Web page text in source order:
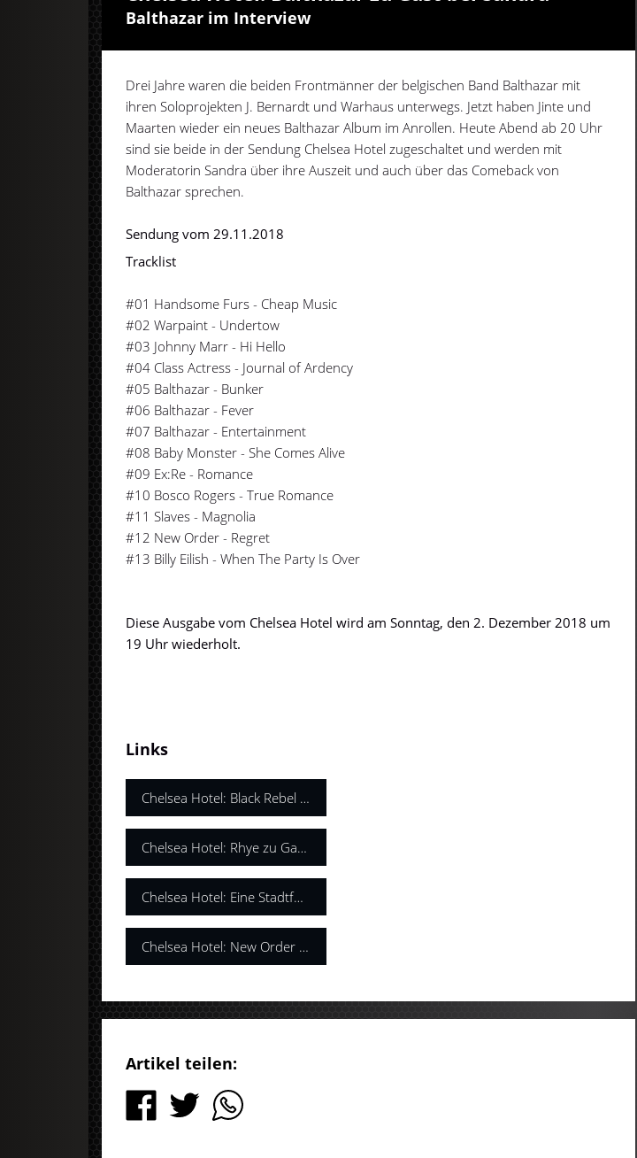
Balthazar im Interview
Drei Jahre waren die beiden Frontmänner der belgischen Band Balthazar mit
ihren Soloprojekten J. Bernardt und Warhaus unterwegs. Jetzt haben Jinte und
Maarten wieder ein neues Balthazar Album im Anrollen. Heute Abend ab 20 Uhr
sind sie beide in der Sendung Chelsea Hotel zugeschaltet und werden mit
Moderatorin Sandra über ihre Auszeit und auch über das Comeback von
Balthazar sprechen.
Sendung vom 29.11.2018
Tracklist
#01 Handsome Furs - Cheap Music
#02 Warpaint - Undertow
#03 Johnny Marr - Hi Hello
#04 Class Actress - Journal of Ardency
#05 Balthazar - Bunker
#06 Balthazar - Fever
#07 Balthazar - Entertainment
#08 Baby Monster - She Comes Alive
#09 Ex:Re - Romance
#10 Bosco Rogers - True Romance
#11 Slaves - Magnolia
#12 New Order - Regret
#13 Billy Eilish - When The Party Is Over
Diese Ausgabe vom Chelsea Hotel wird am Sonntag, den 2. Dezember 2018 um
19 Uhr wiederholt.
Links
Chelsea Hotel: Black Rebel Motorcycle Club zu Gast bei Sandra
Chelsea Hotel: Rhye zu Gast bei Sandra
Chelsea Hotel: Eine Stadtführung durch Wien mit Cari Cari und Sandra
Chelsea Hotel: New Order zu Gast bei Sandra
Artikel teilen: